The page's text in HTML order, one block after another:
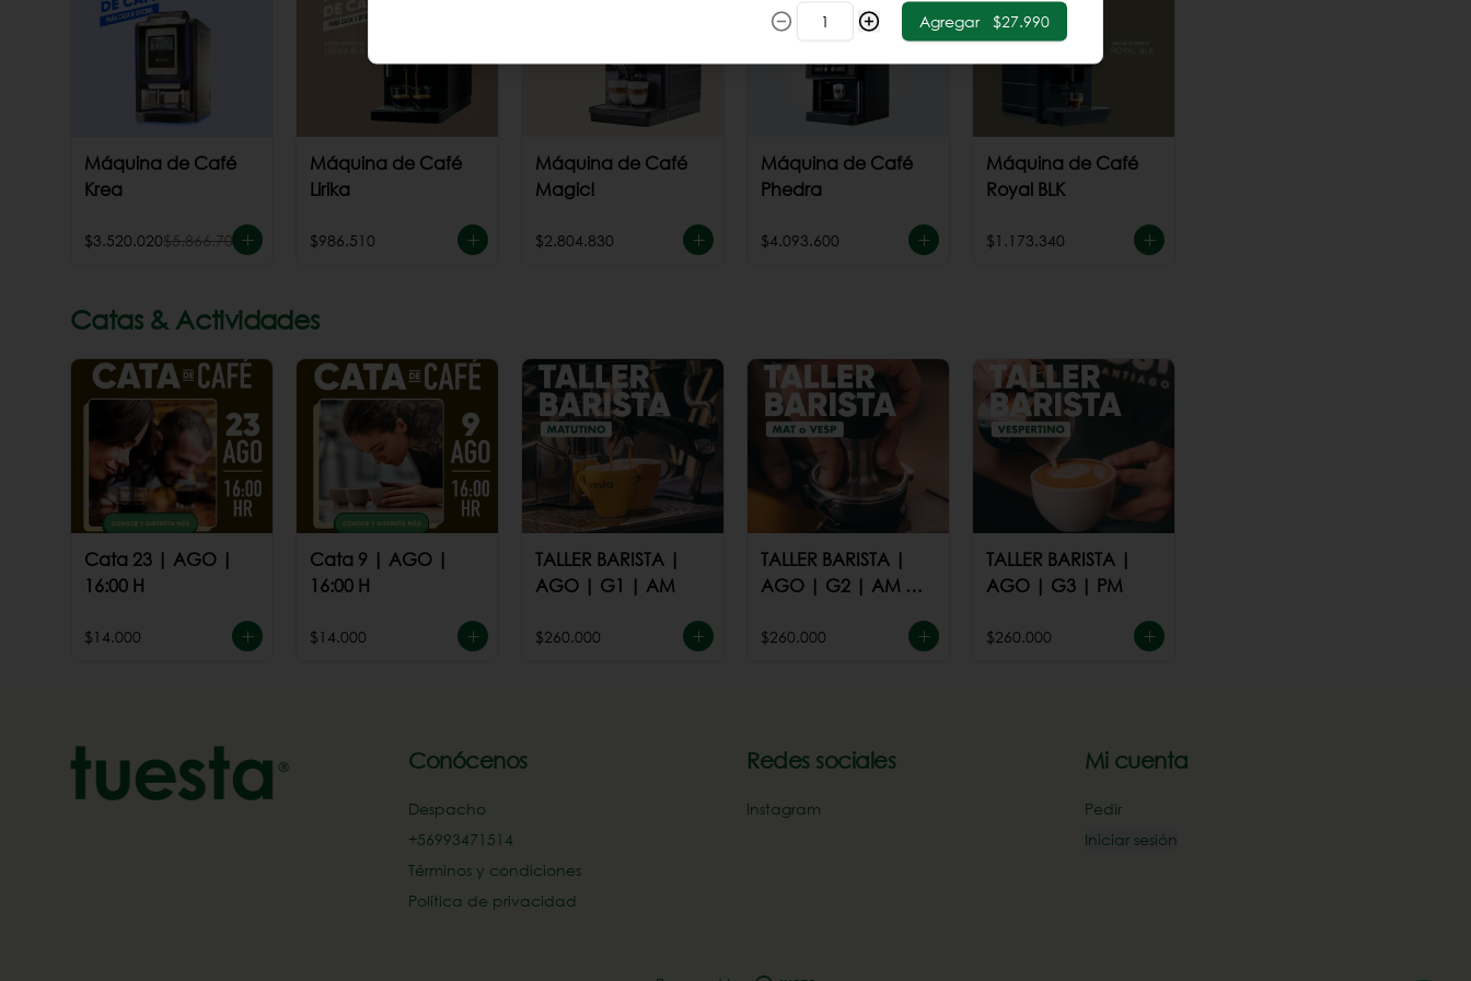
Máquina de Café
Krea
$3.520.020$5.866.700
Máquina de Café
Lirika
$986.510
Máquina de Café
Magic!
$2.804.830
Máquina de Café
Phedra
$4.093.600
Máquina de Café
Royal BLK
$1.173.340
Catas & Actividades
Cata 23 | AGO |
16:00 H
$14.000
Cata 9 | AGO |
16:00 H
$14.000
TALLER BARISTA |
AGO | G1 | AM
$260.000
TALLER BARISTA |
AGO | G2 | AM ó
$260.000
TALLER BARISTA |
AGO | G3 | PM
$260.000
Conócenos
Despacho
+56993471514‬
Términos y condiciones
Política de privacidad
Redes sociales
Instagram
Mi cuenta
Pedir
Iniciar sesión
Agregar $27.990